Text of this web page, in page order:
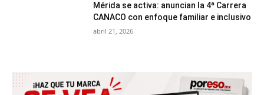
Mérida se activa: anuncian la 4ª Carrera
CANACO con enfoque familiar e inclusivo
abril 21, 2026